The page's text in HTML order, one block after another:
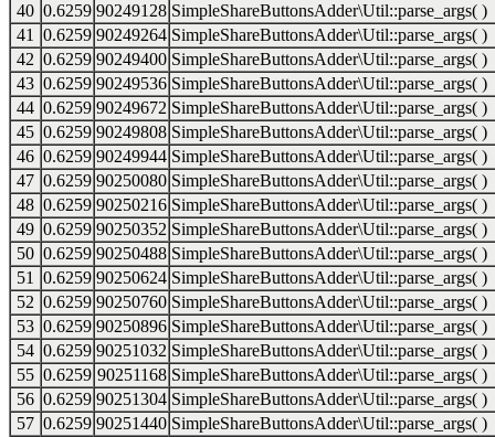
40 0.6259 90249128 SimpleShareButtonsAdder\Util::parse_args( )
41
0.6259 90249264 SimpleShareButtonsAdder\Util::parse_args( )
42 0.6259 90249400 SimpleShareButtonsAdder\Util::parse_args( )
43 0.6259 90249536 SimpleShareButtonsAdder\Util::parse_args( )
44 0.6259 90249672 SimpleShareButtonsAdder\Util::parse_args( )
45 0.6259 90249808 SimpleShareButtonsAdder\Util::parse_args( )
46 0.6259 90249944 SimpleShareButtonsAdder\Util::parse_args( )
47 0.6259 90250080 SimpleShareButtonsAdder\Util::parse_args( )
48 0.6259 90250216 SimpleShareButtonsAdder\Util::parse_args( )
49 0.6259 90250352 SimpleShareButtonsAdder\Util::parse_args( )
50 0.6259 90250488 SimpleShareButtonsAdder\Util::parse_args( )
51
0.6259 90250624 SimpleShareButtonsAdder\Util::parse_args( )
52 0.6259 90250760 SimpleShareButtonsAdder\Util::parse_args( )
53 0.6259 90250896 SimpleShareButtonsAdder\Util::parse_args( )
54 0.6259 90251032 SimpleShareButtonsAdder\Util::parse_args( )
55 0.6259 90251168 SimpleShareButtonsAdder\Util::parse_args( )
56 0.6259 90251304 SimpleShareButtonsAdder\Util::parse_args( )
57 0.6259 90251440 SimpleShareButtonsAdder\Util::parse_args( )